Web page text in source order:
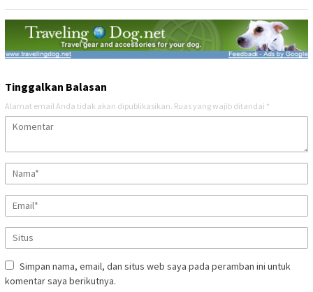
Tinggalkan Balasan
Alamat email Anda tidak akan dipublikasikan. Ruas yang wajib ditandai *
Simpan nama, email, dan situs web saya pada peramban ini untuk
komentar saya berikutnya.